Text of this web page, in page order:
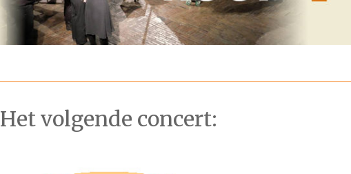
Het volgende concert: